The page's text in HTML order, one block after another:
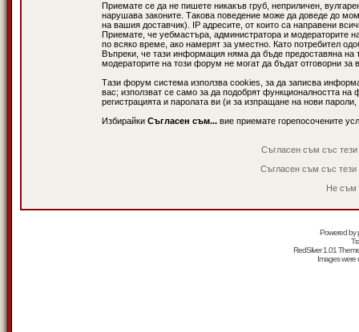
Приемате се да не пишете никакъв груб, неприличен,
нарушава законите. Такова поведение може да доведе до
на вашия доставчик). IP адресите, от които са направени
Приемате, че уебмастъра, администратора и модераторите
по всяко време, ако намерят за уместно. Като потребител
Въпреки, че тази информация няма да бъде предоставяна
модераторите на този форум не могат да бъдат отговорни за
Тази форум система използва cookies, за да записва
вас; използват се само за да подобрят функционалността
регистрацията и паролата ви (и за изпращане на нови
Избирайки Съгласен съм... вие приемате горепосочените
Съгласен съм със
Съгласен съм със
Не съм
Powered by
RedSilver 1.01
Images were